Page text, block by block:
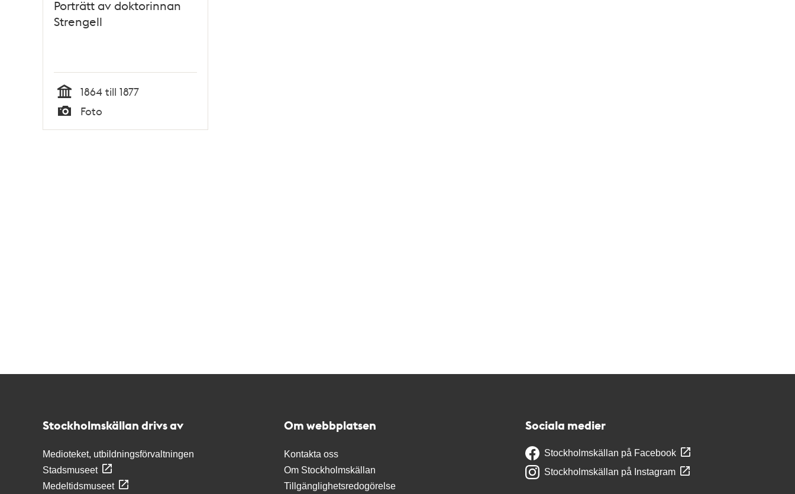
Porträtt av doktorinnan
Strengell
Tid
1864 till 1877
Typ
Foto
Stockholmskällan drivs av
Medioteket, utbildningsförvaltningen
Stadsmuseet
Medeltidsmuseet
Om webbplatsen
Kontakta oss
Om Stockholmskällan
Tillgänglighetsredogörelse
Sociala medier
Stockholmskällan på Facebook
Stockholmskällan på Instagram